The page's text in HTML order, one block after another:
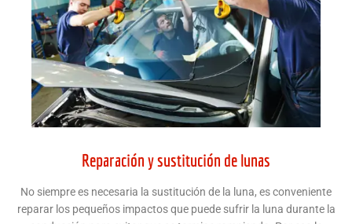
Reparación y sustitución de lunas
No siempre es necesaria la sustitución de la luna, es conveniente
reparar los pequeños impactos que puede sufrir la luna durante la